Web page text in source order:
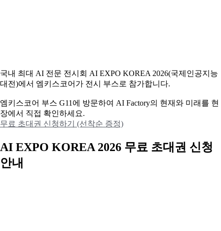
국내 최대 AI 전문 전시회 AI EXPO KOREA 2026(국제인공지능
대전)에서 엠키스코어가 전시 부스로 참가합니다.
엠키스코어 부스 G11에 방문하여 AI Factory의 현재와 미래를 현
장에서 직접 확인하세요.
무료 초대권 신청하기 (선착순 증정)
AI EXPO KOREA 2026 무료 초대권 신청
안내